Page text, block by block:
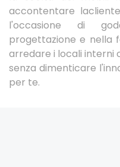
accontentare
l'occasione di
progettazione e nella
arredare i locali interni
senza dimenticare
per te.